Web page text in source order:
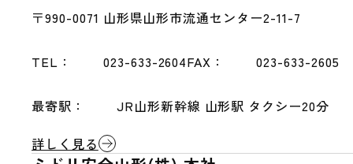
〒990-0071 山形県山形市流通センター2-11-7
TEL： 023-633-2604FAX： 023-633-2605
最寄駅：
JR山形新幹線 山形駅 タクシー20分
詳しく見る